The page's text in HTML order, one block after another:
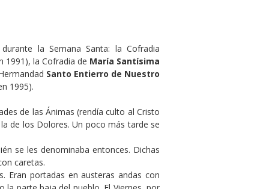
la Semana Santa: la Cofradia
1991), la Cofradia de María Santísima
Santo Entierro de Nuestro
1995).
de las Ánimas (rendía culto al Cristo
de los Dolores. Un poco más tarde se
se les denominaba entonces. Dichas
caretas.
Eran portadas en austeras andas con